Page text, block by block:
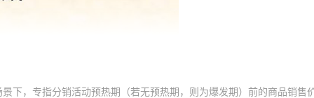
下，专指分销活动预热期（若无预热期，则为爆发期）前的商品销售